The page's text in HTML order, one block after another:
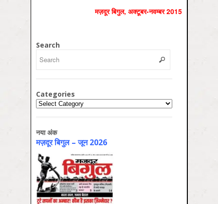
मज़दूर बिगुल, अक्‍टूबर-नवम्‍बर2015
Search
Categories
Categories
नया अंक
मज़दूर बिगुल – जून 2026